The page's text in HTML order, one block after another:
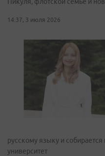
Пикуля, флотской семье и
14:37, 3 июля 2026
русскому языку и
университет